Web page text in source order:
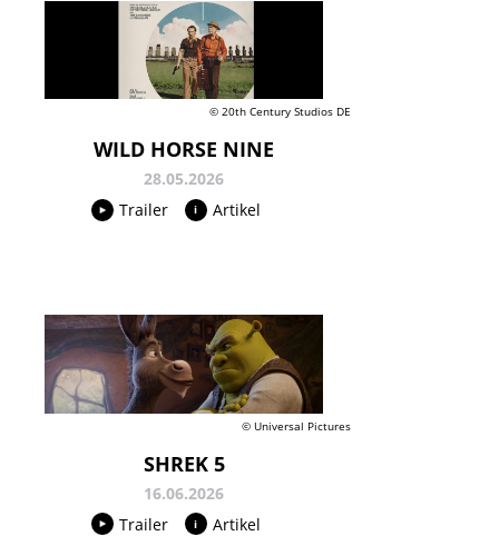
© 20th Century Studios DE
WILD HORSE NINE
28.05.2026
Trailer
Artikel
© Universal Pictures
SHREK 5
16.06.2026
Trailer
Artikel